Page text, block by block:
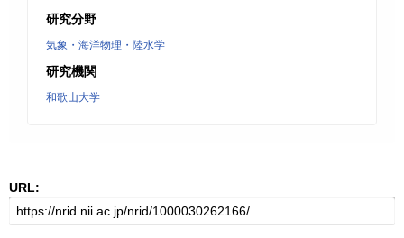
研究分野
気象・海洋物理・陸水学
研究機関
和歌山大学
URL: